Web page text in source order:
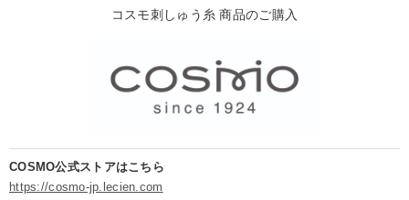
コスモ刺しゅう糸 商品のご購入
COSMO公式ストアはこちら
https://cosmo-jp.lecien.com